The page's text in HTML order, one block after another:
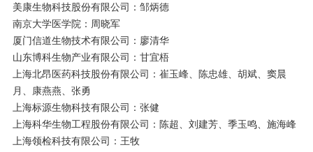
美康生物科技股份有限公司：邹炳德
南京大学医学院：周晓军
厦门信道生物技术有限公司：廖清华
山东博科生物产业有限公司：甘宜梧
上海北昂医药科技股份有限公司：崔玉峰、陈忠雄、胡斌、窦晨
月、康燕燕、张勇
上海标源生物科技有限公司：张健
上海科华生物工程股份有限公司：陈超、刘建芳、季玉鸣、施海峰
上海领检科技有限公司：王牧